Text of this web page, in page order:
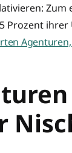
Prozent